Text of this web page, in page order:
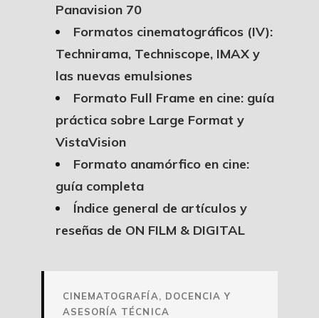
Panavision 70
Formatos cinematográficos (IV):
Technirama, Techniscope, IMAX y
las nuevas emulsiones
Formato Full Frame en cine: guía
práctica sobre Large Format y
VistaVision
Formato anamórfico en cine:
guía completa
Índice general de artículos y
reseñas de ON FILM & DIGITAL
CINEMATOGRAFÍA, DOCENCIA Y
ASESORÍA TÉCNICA